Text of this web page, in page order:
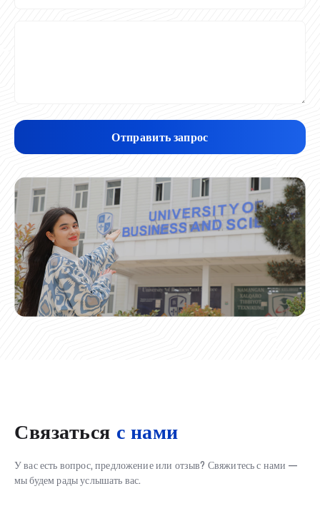
Отправить запрос
Связаться с нами
У вас есть вопрос, предложение или отзыв? Свяжитесь с нами —
мы будем рады услышать вас.